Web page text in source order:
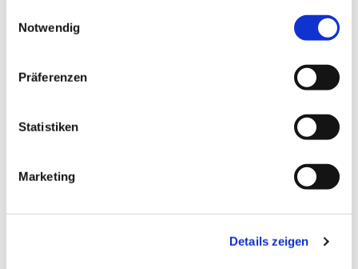
Notwendig
Präferenzen
Statistiken
Marketing
Details zeigen